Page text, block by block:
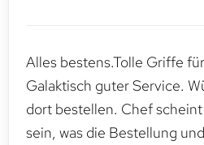
Alles bestens.Tolle Griffe
Galaktisch guter Service.
dort bestellen. Chef
sein, was die Bestellung